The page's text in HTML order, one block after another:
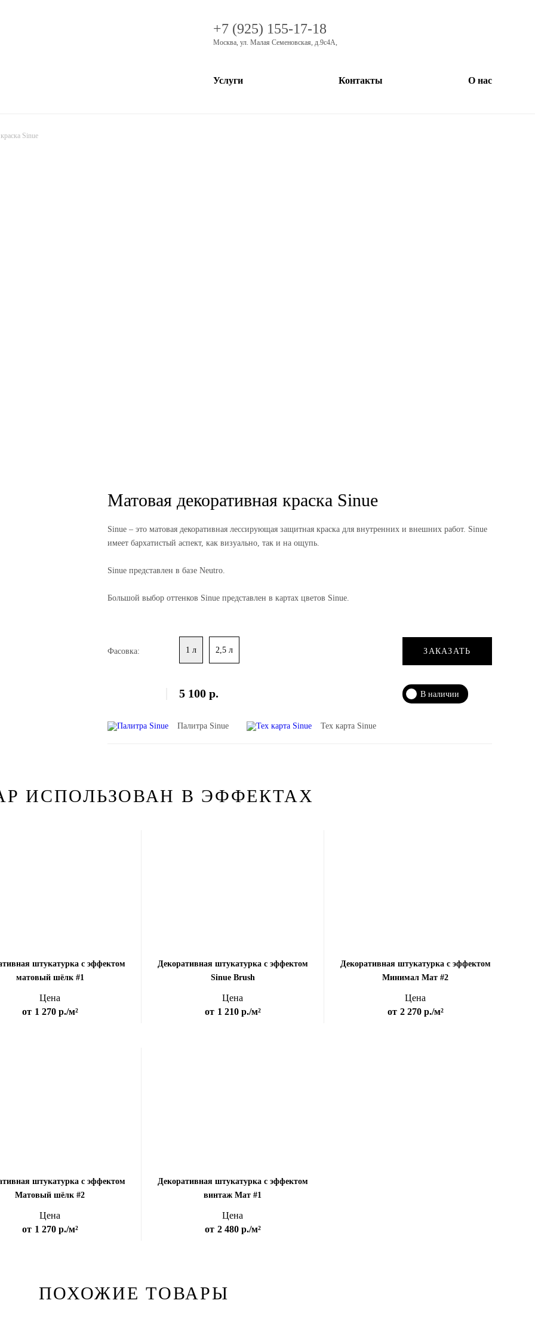
+7 (925) 155-17-18
Москва, ул. Малая Семеновская, д.9с4А,
Услуги Контакты О нас
Sinue
Матовая декоративная краска Sinue
Sinue – это матовая декоративная лессирующая защитная краска для внутренних и внешних работ. Sinue
имеет бархатистый аспект, как визуально, так и на ощупь.
Sinue представлен в базе Neutro.
Большой выбор оттенков Sinue представлен в картах цветов Sinue.
Фасовка: 1 л 2,5 л ЗАКАЗАТЬ
5 100 р. В наличии
Палитра Sinue Тех карта Sinue
ИСПОЛЬЗОВАН В ЭФФЕКТАХ
штукатурка с эффектом
матовый шёлк #1
Цена
от 1 270 р./м²
Декоративная штукатурка с эффектом
Sinue Brush
Цена
от 1 210 р./м²
Декоративная штукатурка с эффектом
Минимал Мат #2
Цена
от 2 270 р./м²
штукатурка с эффектом
Матовый шёлк #2
Цена
от 1 270 р./м²
Декоративная штукатурка с эффектом
винтаж Мат #1
Цена
от 2 480 р./м²
ПОХОЖИЕ ТОВАРЫ